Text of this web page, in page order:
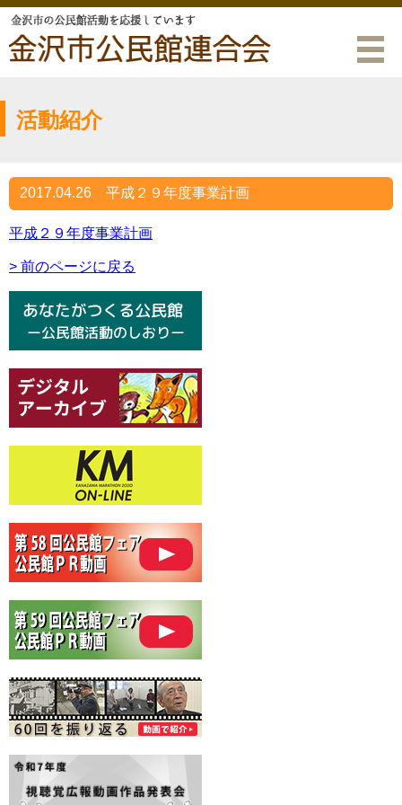
活動紹介
2017.04.26 平成２９年度事業計画
平成２９年度事業計画
> 前のページに戻る